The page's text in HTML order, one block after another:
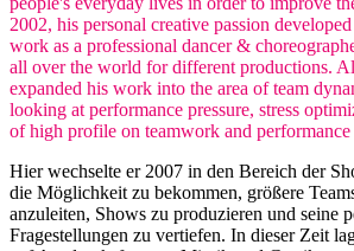
2002, his personal creative passion
work as a professional dancer &
all over the world for different productions.
expanded his work into the area of team
looking at performance pressure, stress
of high profile on teamwork and performance
Hier wechselte er 2007 in den Bereich der
die Möglichkeit zu bekommen, größere
anzuleiten, Shows zu produzieren und seine
Fragestellungen zu vertiefen. In dieser Zeit